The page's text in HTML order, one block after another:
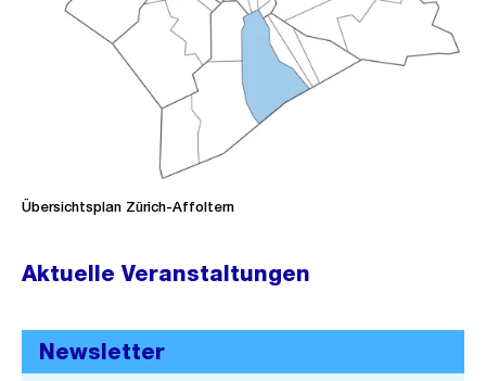
Übersichtsplan Zürich-Affoltern
Aktuelle Veranstaltungen
Newsletter